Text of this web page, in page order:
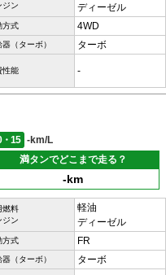
ジン
ディーゼル
方式 4WD
（ターボ） ターボ
性能 -
・15
-km/L
満タンでどこまで走る？
-km
燃料
ジン
軽油
ディーゼル
方式 FR
（ターボ）
ターボ